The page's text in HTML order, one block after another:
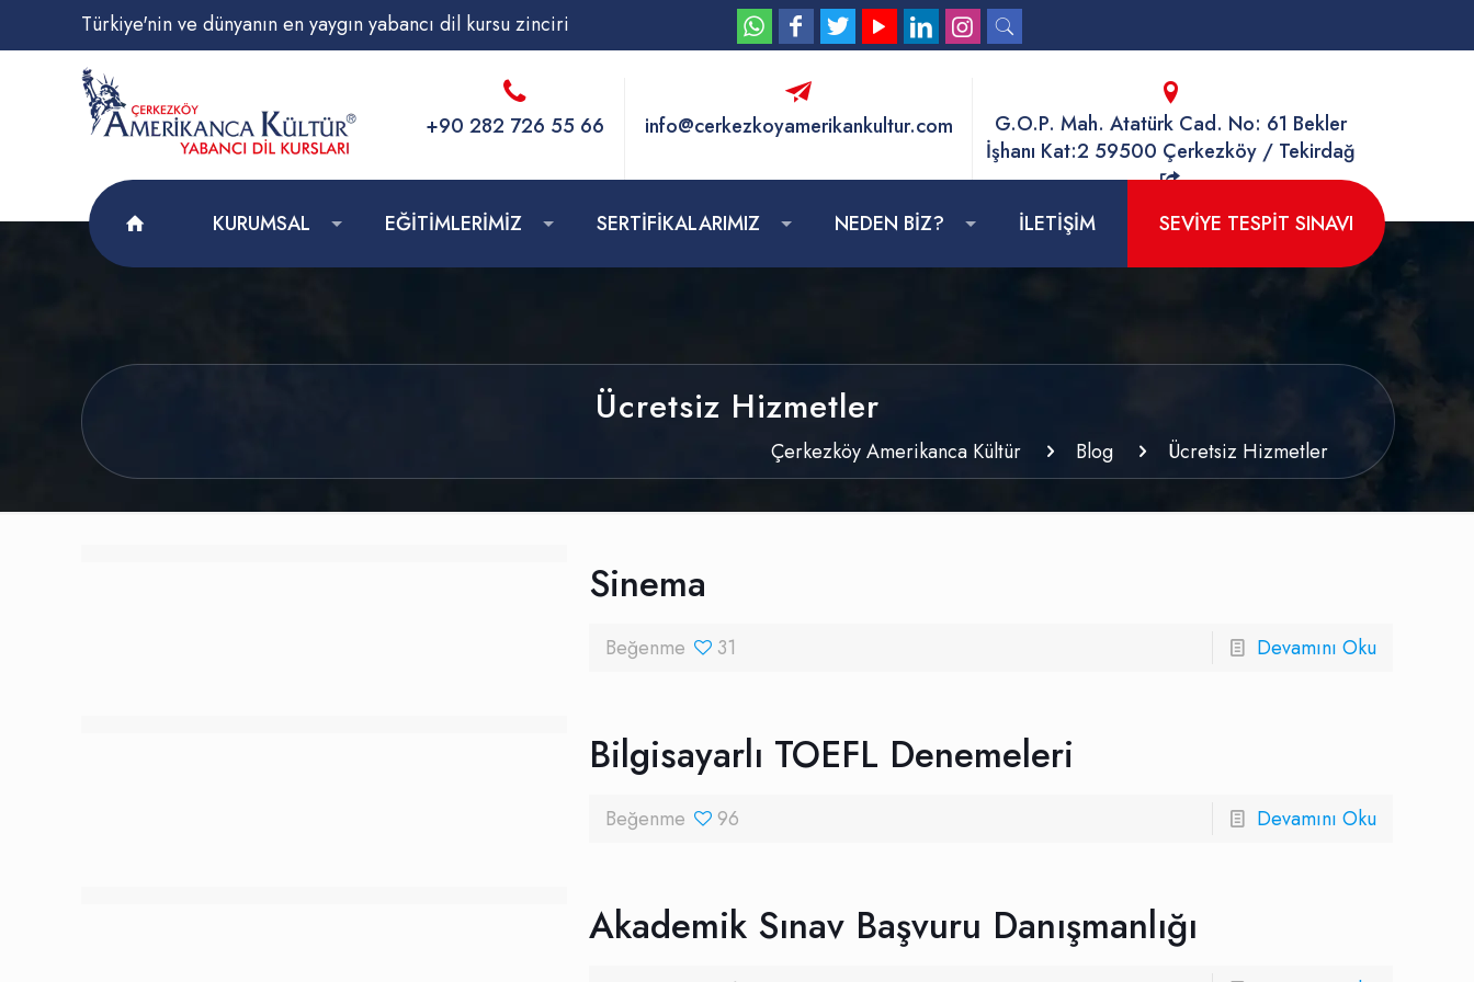
Türkiye'nin ve dünyanın en yaygın yabancı dil kursu zinciri
KURUMSAL EĞİTİMLERİMİZ SERTİFİKALARIMIZ NEDEN BİZ? İLETİŞİM SEVİYE TESPİT SINAVI
+90 282 726 55 66 info@cerkezkoyamerikankultur.com
G.O.P. Mah. Atatürk Cad. No: 61 Bekler
İşhanı Kat:2 59500 Çerkezköy / Tekirdağ
Ücretsiz Hizmetler
Çerkezköy Amerikanca Kültür Blog Ücretsiz Hizmetler
Sinema
Beğenme 31 Devamını Oku
Bilgisayarlı TOEFL Denemeleri
Beğenme 96 Devamını Oku
Akademik Sınav Başvuru Danışmanlığı